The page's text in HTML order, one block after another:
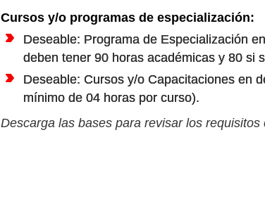
Cursos y/o programas de especialización:
Deseable: Programa de Especialización
deben tener 90 horas académicas y 80 si
Deseable: Cursos y/o Capacitaciones en
mínimo de 04 horas por curso).
Descarga las bases para revisar los requisitos